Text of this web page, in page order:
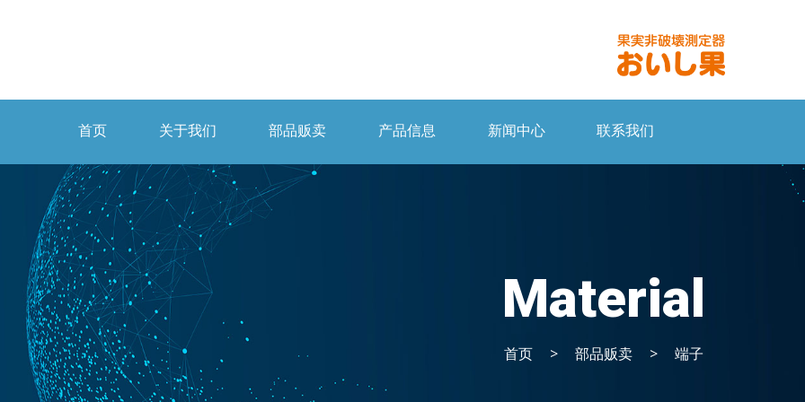
首页 关于我们 部品贩卖 产品信息 新闻中心 联系我们
Material
首页 > 部品贩卖 > 端子